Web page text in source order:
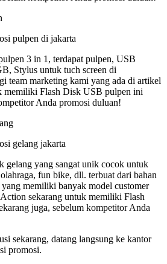
3 in 1, terdapat pulpen, USB
Stylus untuk tuch screen di
team marketing kami yang ada di artikel
memiliki Flash Disk USB pulpen ini
Anda promosi duluan!
gelang yang sangat unik cocok untuk
fun bike, dll. terbuat dari bahan
yang memiliki banyak model customer
sekarang untuk memiliki Flash
juga, sebelum kompetitor Anda
sekarang, datang langsung ke kantor
promosi.